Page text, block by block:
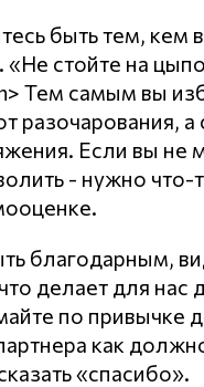
быть тем, кем
«Не стойте на
Тем самым вы
разочарования, а
Если вы не
- нужно что-
благодарным,
делает для нас
по привычке
как
«спасибо».